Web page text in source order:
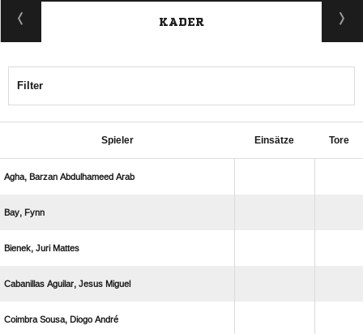
KADER
Filter
Spieler Einsätze Tore
   
 
  
   
   